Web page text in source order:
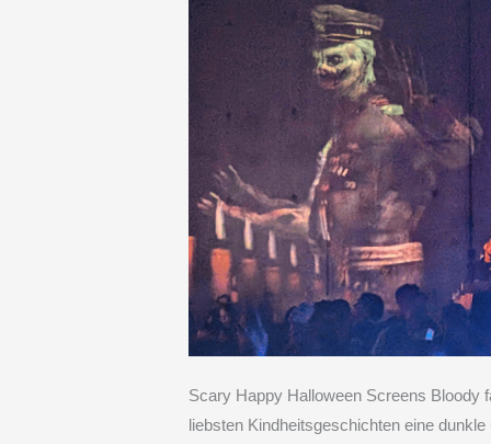
Scary Happy Halloween Screens Bloody
liebsten Kindheitsgeschichten eine